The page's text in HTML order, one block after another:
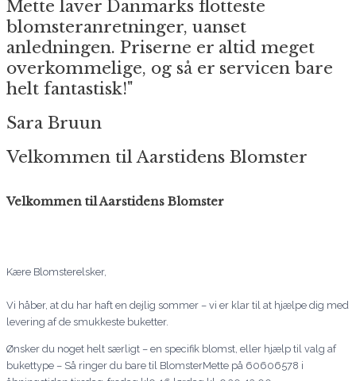
Mette laver Danmarks flotteste
blomsteranretninger, uanset
anledningen. Priserne er altid meget
overkommelige, og så er servicen bare
helt fantastisk!"
Sara Bruun
Velkommen til Aarstidens Blomster
Velkommen til Aarstidens Blomster
Kære Blomsterelsker,
Vi håber, at du har haft en dejlig sommer – vi er klar til at hjælpe dig med
levering af de smukkeste buketter.
Ønsker du noget helt særligt – en specifik blomst, eller hjælp til valg af
bukettype – Så ringer du bare til BlomsterMette på 60606578 i